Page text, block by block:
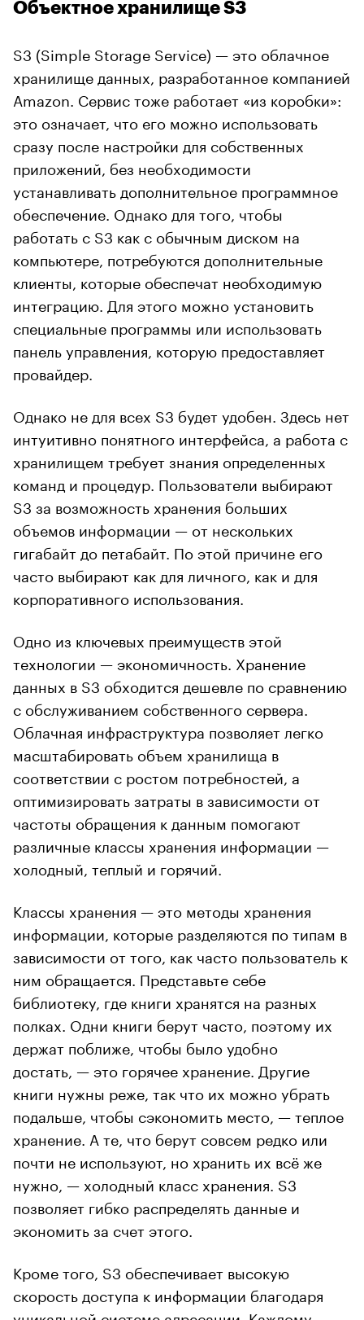
Объектное хранилище S3
S3 (Simple Storage Service) — это облачное
хранилище данных, разработанное компанией
Amazon. Сервис тоже работает «из коробки»:
это означает, что его можно использовать
сразу после настройки для собственных
приложений, без необходимости
устанавливать дополнительное программное
обеспечение. Однако для того, чтобы
работать с S3 как с обычным диском на
компьютере, потребуются дополнительные
клиенты, которые обеспечат необходимую
интеграцию. Для этого можно установить
специальные программы или использовать
панель управления, которую предоставляет
провайдер.
Однако не для всех S3 будет удобен. Здесь нет
интуитивно понятного интерфейса, а работа с
хранилищем требует знания определенных
команд и процедур. Пользователи выбирают
S3 за возможность хранения больших
объемов информации — от нескольких
гигабайт до петабайт. По этой причине его
часто выбирают как для личного, как и для
корпоративного использования.
Одно из ключевых преимуществ этой
технологии — экономичность. Хранение
данных в S3 обходится дешевле по сравнению
с обслуживанием собственного сервера.
Облачная инфраструктура позволяет легко
масштабировать объем хранилища в
соответствии с ростом потребностей, а
оптимизировать затраты в зависимости от
частоты обращения к данным помогают
различные классы хранения информации —
холодный, теплый и горячий.
Классы хранения — это методы хранения
информации, которые разделяются по типам в
зависимости от того, как часто пользователь к
ним обращается. Представьте себе
библиотеку, где книги хранятся на разных
полках. Одни книги берут часто, поэтому их
держат поближе, чтобы было удобно
достать, — это горячее хранение. Другие
книги нужны реже, так что их можно убрать
подальше, чтобы сэкономить место, — теплое
хранение. А те, что берут совсем редко или
почти не используют, но хранить их всё же
нужно, — холодный класс хранения. S3
позволяет гибко распределять данные и
экономить за счет этого.
Кроме того, S3 обеспечивает высокую
скорость доступа к информации благодаря